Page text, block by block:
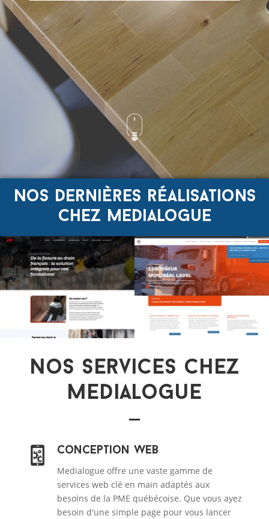
Nos dernières réalisations
chez medialogue
Nos services chez
medialogue
Conception Web
Medialogue offre une vaste gamme de
services web clé en main adaptés aux
besoins de la PME québécoise. Que vous ayez
besoin d'une simple page pour vous lancer